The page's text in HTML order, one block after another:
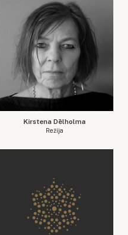
Kirstena Dēlholma
Režija